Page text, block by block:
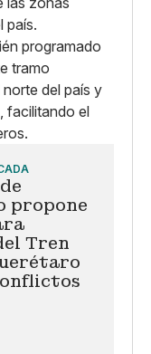
programado
tramo
del país y
facilitando el
propone
Tren